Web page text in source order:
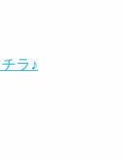
ラ♪